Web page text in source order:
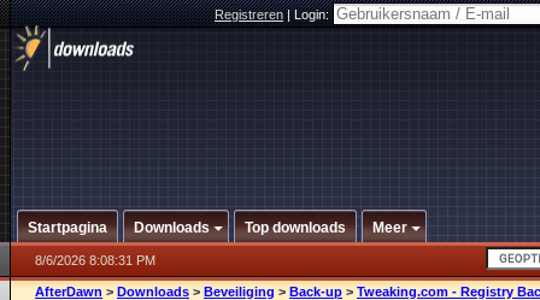
Registreren|Login:
Startpagina Downloads Top downloads Meer
8/6/2026 8:08:31 PM
AfterDawn > Downloads > Beveiliging > Back-up > Tweaking.com - Registry